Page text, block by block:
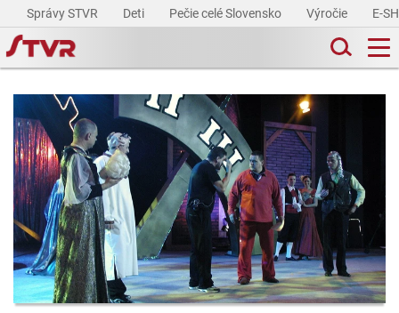
Správy STVR Deti Pečie celé Slovensko Výročie E-